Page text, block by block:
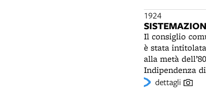
1924
Il consiglio comunale approva la sistemazione
è stata
alla metà
Indipendenza
ingresso alla
dettagli